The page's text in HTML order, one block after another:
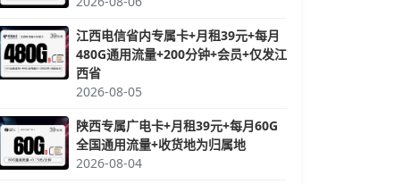
江西电信省内专属卡+月租39元+每月
480G通用流量+200分钟+会员+仅发江
西省
2026-08-05
陕西专属广电卡+月租39元+每月60G
全国通用流量+收货地为归属地
2026-08-04